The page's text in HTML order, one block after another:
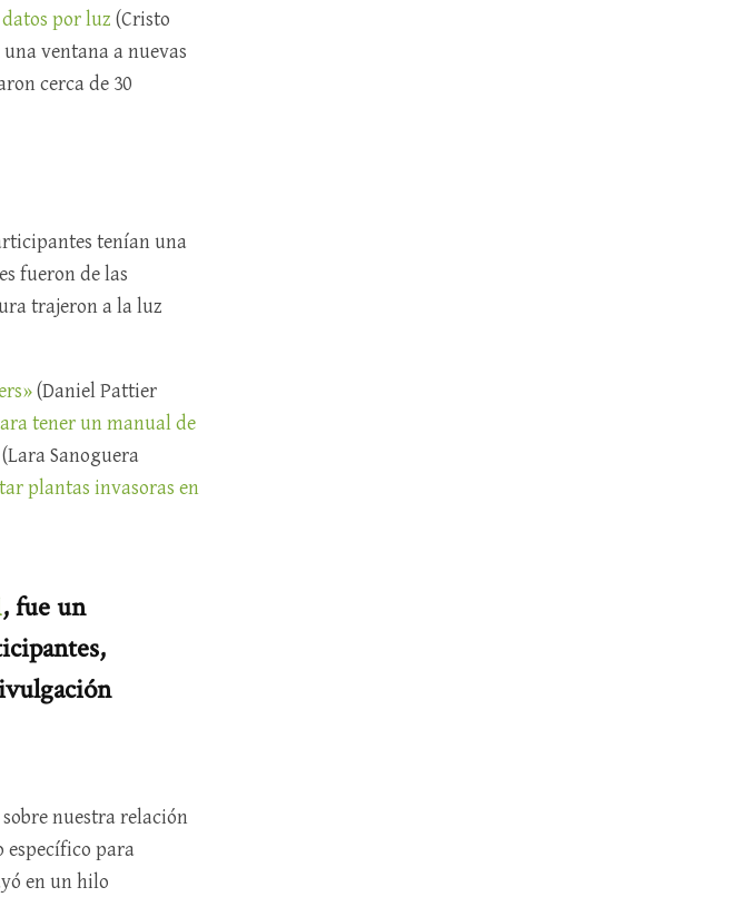
por luz (Cristo
ventana a nuevas
cerca de 30
tenían una
fueron de las
trajeron a la luz
(Daniel Pattier
tener un manual de
(Lara Sanoguera
plantas invasoras en
, fue un
nuestra relación
específico para
en un hilo